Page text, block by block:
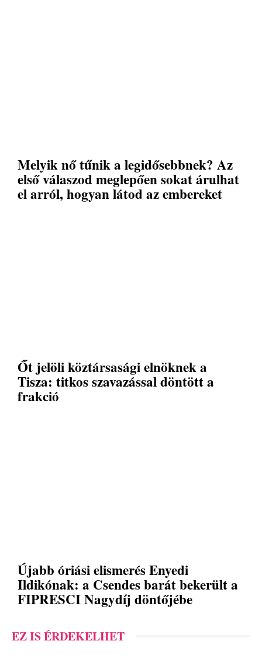
Melyik nő tűnik a legidősebbnek? Az
első válaszod meglepően sokat árulhat
el arról, hogyan látod az embereket
Őt jelöli köztársasági elnöknek a
Tisza: titkos szavazással döntött a
frakció
Újabb óriási elismerés Enyedi
Ildikónak: a Csendes barát bekerült a
FIPRESCI Nagydíj döntőjébe
EZ IS ÉRDEKELHET